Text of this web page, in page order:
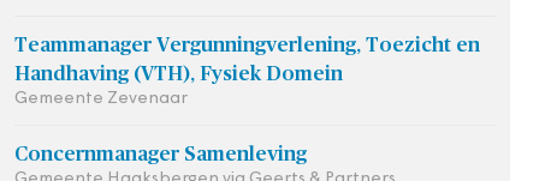
Teammanager Vergunningverlening, Toezicht en
Handhaving (VTH), Fysiek Domein
Gemeente Zevenaar
Concernmanager Samenleving